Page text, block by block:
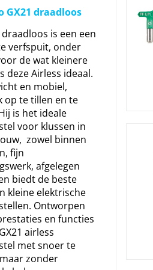
GX21 draadloos
draadloos is een een
verfspuit, onder
de wat kleinere
deze Airless ideaal.
en mobiel,
op te tillen en te
is het ideale
voor klussen in
zowel binnen
fijn
afgelegen
biedt de beste
kleine elektrische
Ontworpen
en functies
airless
met snoer te
zonder